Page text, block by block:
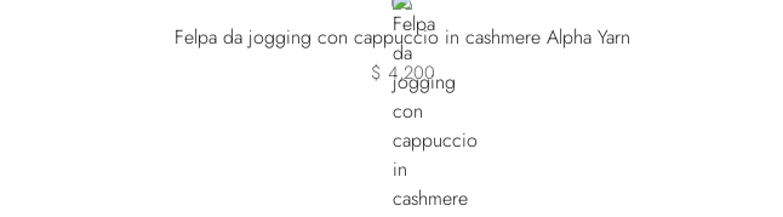
Felpa da jogging con cappuccio in cashmere Alpha Yarn
$ 4,200